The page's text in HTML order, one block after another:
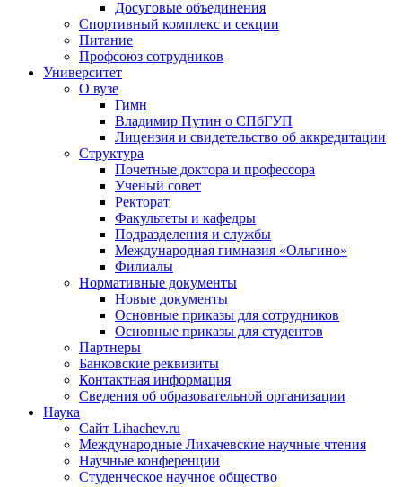
Досуговые объединения
Спортивный комплекс и секции
Питание
Профсоюз сотрудников
Университет
О вузе
Гимн
Владимир Путин о СПбГУП
Лицензия и свидетельство об аккредитации
Структура
Почетные доктора и профессора
Ученый совет
Ректорат
Факультеты и кафедры
Подразделения и службы
Международная гимназия «Ольгино»
Филиалы
Нормативные документы
Новые документы
Основные приказы для сотрудников
Основные приказы для студентов
Партнеры
Банковские реквизиты
Контактная информация
Сведения об образовательной организации
Наука
Сайт Lihachev.ru
Международные Лихачевские научные чтения
Научные конференции
Студенческое научное общество